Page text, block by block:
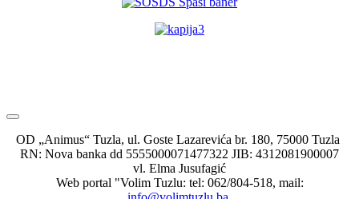
OD „Animus“ Tuzla, ul. Goste Lazarevića br. 180, 75000 Tuzla
RN: Nova banka dd 5555000071477322 JIB: 4312081900007
vl. Elma Jusufagić
Web portal "Volim Tuzlu: tel: 062/804-518, mail: